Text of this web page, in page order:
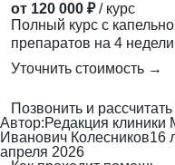
от 120 000 ₽ / курс
Полный курс с
препаратов на 4
Уточнить стоимость →
Позвонить и рассчитать
Автор:Редакция
Иванович Колесников16
апреля 2026